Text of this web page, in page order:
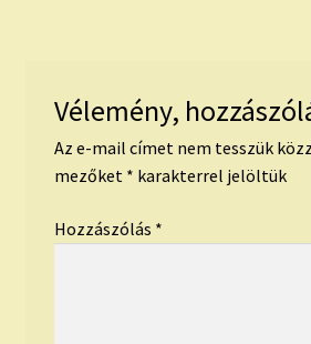
Vélemény,
Az e-mail címet nem tesszük
mezőket * karakterrel jelöltük
Hozzászólás *